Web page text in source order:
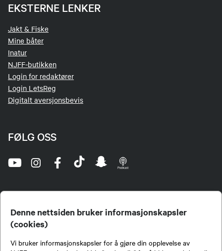
Denne nettsiden bruker informasjonskapsler
(cookies)
Vi bruker informasjonskapsler for å gjøre din opplevelse av
EKSTERNE LENKER
Jakt & Fiske
Mine båter
Inatur
NJFF-butikken
Login for redaktører
Login LetsReg
Digitalt aversjonsbevis
FØLG OSS
jegere og sportsfiskere og et av de viktigste miljøene for formidling av kunnskap om jakt og